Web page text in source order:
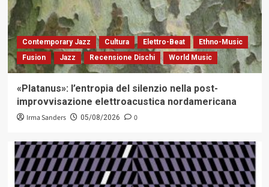
Contemporary Jazz Cultura Elettro-Beat
Ethno-Music
Fusion
Jazz Recensione Dischi World Music
«Platanus»: l’entropia del silenzio nella post-
improvvisazione elettroacustica nordamericana
Irma Sanders 05/08/2026 0